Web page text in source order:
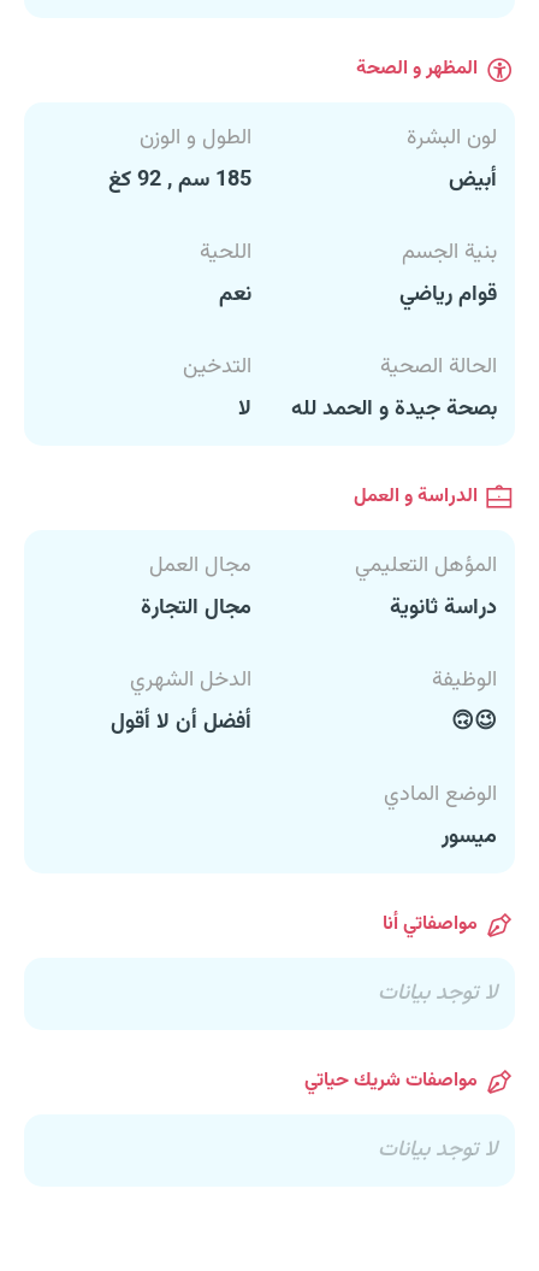
المظهر و الصحة
لون البشرة
أبيض
الطول و الوزن
185 سم , 92 كغ
بنية الجسم
قوام رياضي
اللحية
نعم
الحالة الصحية
بصحة جيدة و الحمد لله
التدخين
لا
الدراسة و العمل
المؤهل التعليمي
دراسة ثانوية
مجال العمل
مجال التجارة
الوظيفة
😉🙃
الدخل الشهري
أفضل أن لا أقول
الوضع المادي
ميسور
مواصفاتي أنا
لا توجد بيانات
مواصفات شريك حياتي
لا توجد بيانات